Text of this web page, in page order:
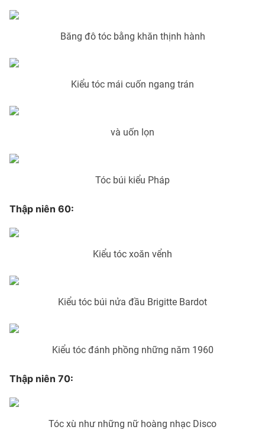
Thị trường 24h
VTV8
Liên hệ tòa soạn
Theo dõi báo trên
Cơ quan báo chí:
Giấy phép hoạt động báo in và báo điện tử số 483/GP-BTTTT
Tổng Biên tập:Vũ Thanh Thủy
Nguyễn Trọng Ninh
Tổng đài VTV: 024.38 355 931 - 024.38 355 932
Băng đô tóc bằng khăn thịnh hành
Kiểu tóc mái cuốn ngang trán
và uốn lọn
Tóc búi kiểu Pháp
Thập niên 60:
Kiểu tóc xoăn vểnh
Kiểu tóc búi nửa đầu Brigitte Bardot
Kiểu tóc đánh phồng những năm 1960
Thập niên 70:
Tóc xù như những nữ hoàng nhạc Disco